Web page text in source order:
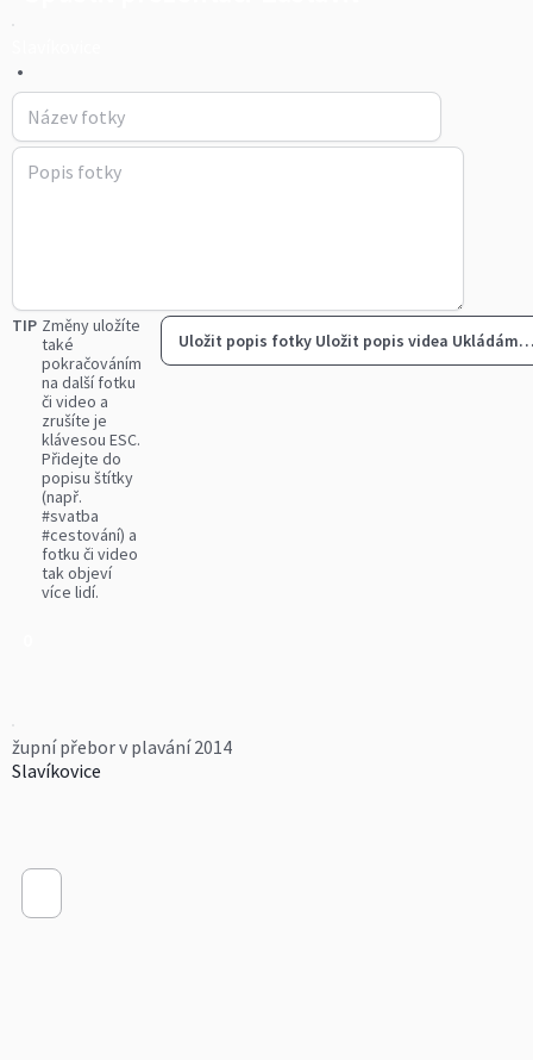
•
TIP Změny uložíte
také
pokračováním
na další fotku
či video a
zrušíte je
klávesou ESC.
Přidejte do
popisu štítky
(např.
#svatba
#cestování) a
fotku či video
tak objeví
více lidí.
Uložit popis fotky Uložit popis videa
župní přebor v plavání 2014
Slavíkovice